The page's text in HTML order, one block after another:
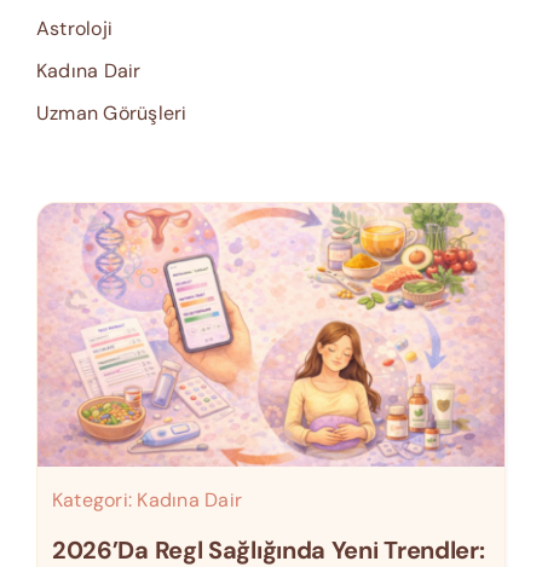
Astroloji
Kadına Dair
Uzman Görüşleri
Kategori: Kadına Dair
2026’da Regl Sağlığında Yeni Trendler: